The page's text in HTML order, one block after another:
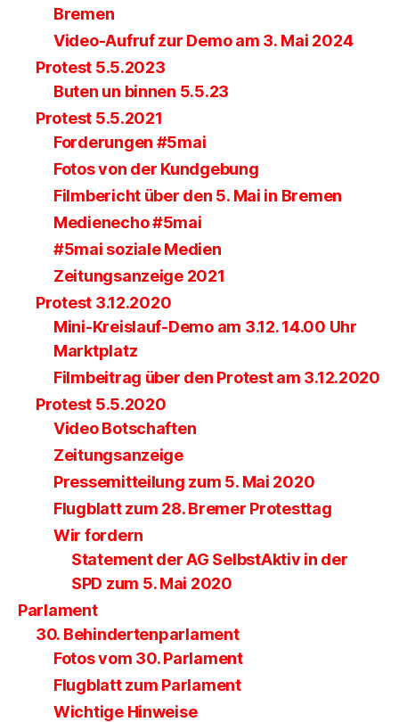
Bremen
Video-Aufruf zur Demo am 3. Mai 2024
Protest 5.5.2023
Buten un binnen 5.5.23
Protest 5.5.2021
Forderungen #5mai
Fotos von der Kundgebung
Filmbericht über den 5. Mai in Bremen
Medienecho #5mai
#5mai soziale Medien
Zeitungsanzeige 2021
Protest 3.12.2020
Mini-Kreislauf-Demo am 3.12. 14.00 Uhr
Marktplatz
Filmbeitrag über den Protest am 3.12.2020
Protest 5.5.2020
Video Botschaften
Zeitungsanzeige
Pressemitteilung zum 5. Mai 2020
Flugblatt zum 28. Bremer Protesttag
Wir fordern
Statement der AG SelbstAktiv in der
SPD zum 5. Mai 2020
Parlament
30. Behindertenparlament
Fotos vom 30. Parlament
Flugblatt zum Parlament
Wichtige Hinweise